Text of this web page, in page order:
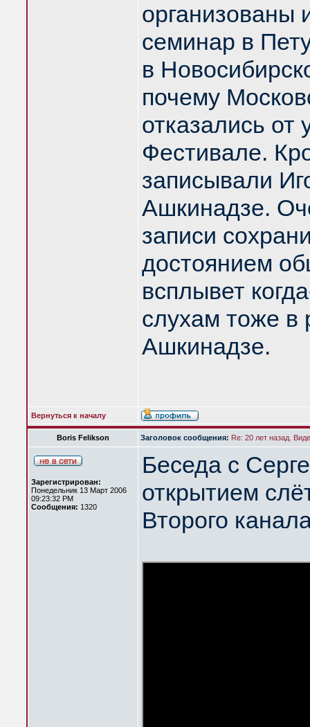
организованы
семинар в
в
почему
отказались от
Фестивале.
записывали
Ашкинадзе.
записи
достоянием
всплывет
слухам тоже в
Ашкинадзе.
Вернуться к началу
Boris Felikson Заголовок сообщения: Re: 20 лет назад.
Зарегистрирован:
Понедельник 13 Март 2006
09:23:32 PM
Сообщения: 1320
Беседа с
открытием
Второго